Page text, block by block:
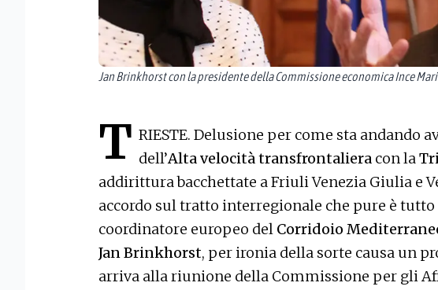
Jan Brinkhorst con la presidente della Commissione economica Ince
T RIESTE. Delusione per come sta andando
dell’Alta velocità transfrontaliera con la
addirittura bacchettate a Friuli Venezia Giulia e
accordo sul tratto interregionale che pure è
coordinatore europeo del Corridoio
Jan Brinkhorst, per ironia della sorte causa un
arriva alla riunione della Commissione per gli